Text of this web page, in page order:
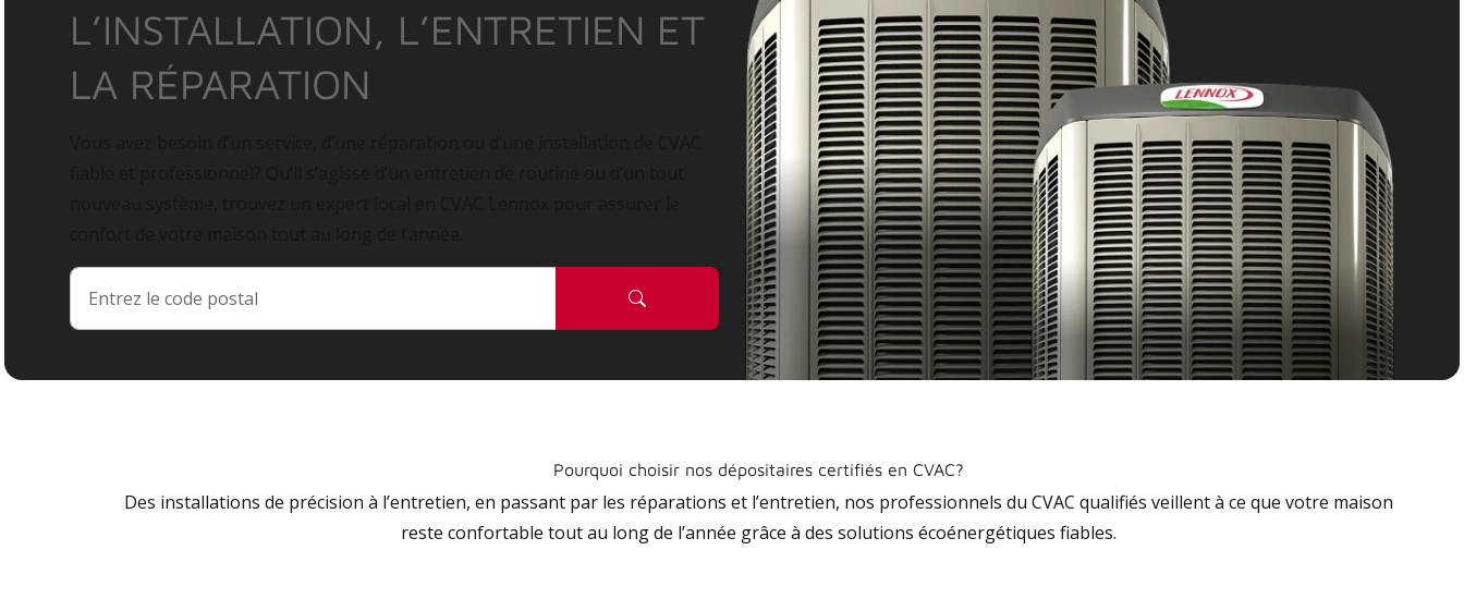
L’INSTALLATION, L’ENTRETIEN ET
LA RÉPARATION
Pourquoi choisir nos dépositaires certifiés en CVAC?
Des installations de précision à l’entretien, en passant par les réparations et l’entretien, nos professionnels du CVAC qualifiés veillent à ce que votre maison
reste confortable tout au long de l’année grâce à des solutions écoénergétiques fiables.